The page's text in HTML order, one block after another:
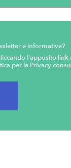
e informative?
l'apposito
per la Privacy